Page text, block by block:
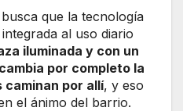
que la tecnología
al uso diario
iluminada y con un
por completo la
caminan por allí, y eso
el ánimo del barrio.